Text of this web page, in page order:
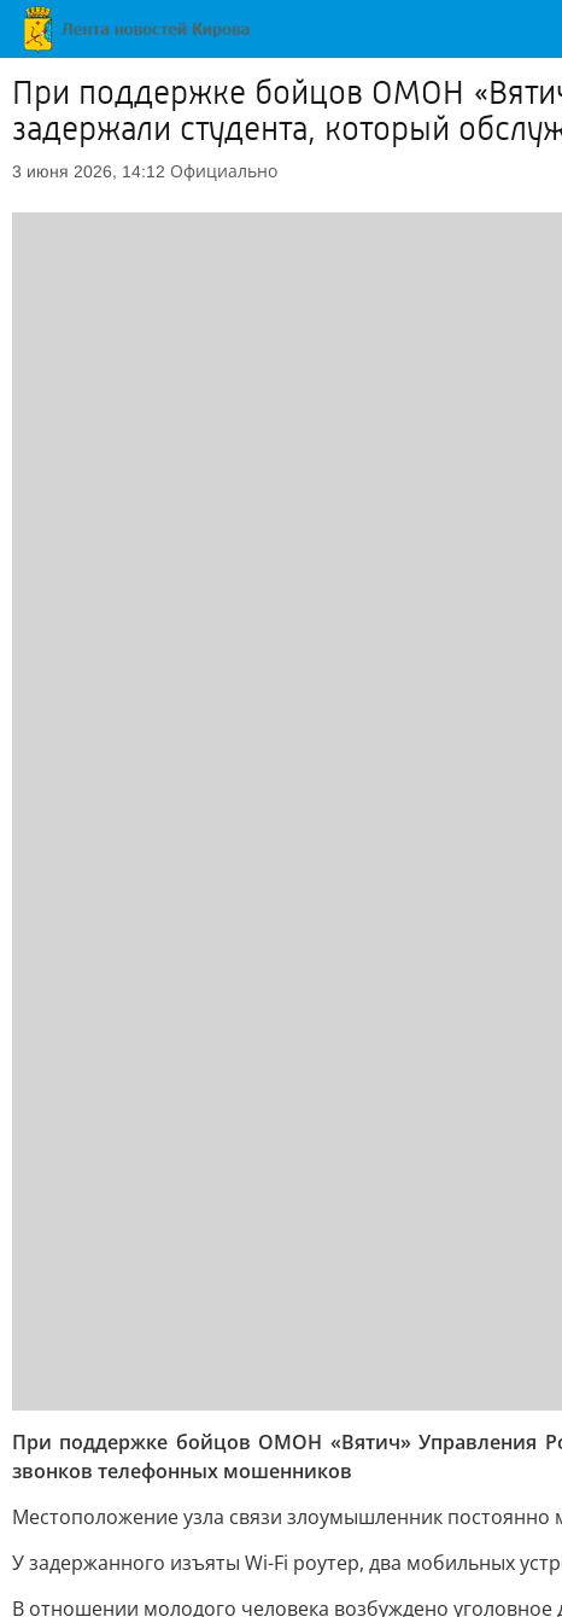
При поддержке бойцов ОМОН
задержали студента, который
3 июня 2026, 14:12 Официально
При поддержке бойцов ОМОН «Вятич» Управления
звонков телефонных мошенников
Местоположение узла связи злоумышленник постоянно
У задержанного изъяты Wi-Fi роутер, два мобильных
В отношении молодого человека возбуждено уголовное